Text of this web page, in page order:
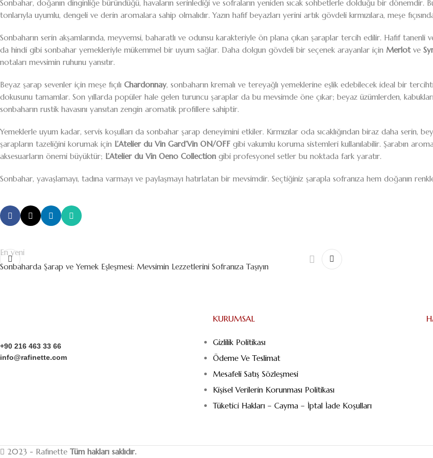
Sonbahar, doğanın dinginliğe büründüğü, havaların serinlediği ve sofraların yeniden sıcak sohbetlerle dolduğu bir dönemdir.
tonlarıyla uyumlu, dengeli ve derin aromalara sahip olmalıdır. Yazın hafif beyazları yerini artık gövdeli kırmızılara, meşe
Sonbaharın serin akşamlarında, meyvemsi, baharatlı ve odunsu karakteriyle ön plana çıkan şaraplar tercih edilir. Hafif tanenli
da hindi gibi sonbahar yemekleriyle mükemmel bir uyum sağlar. Daha dolgun gövdeli bir seçenek arayanlar için Merlotve
notaları mevsimin ruhunu yansıtır.
Beyaz şarap sevenler için meşe fıçılı Chardonnay, sonbaharın kremalı ve tereyağlı yemeklerine eşlik edebilecek ideal bir
dokusunu tamamlar. Son yıllarda popüler hale gelen turuncu şaraplar da bu mevsimde öne çıkar; beyaz üzümlerden,
sonbaharın rustik havasını yansıtan zengin aromatik profillere sahiptir.
Yemeklerle uyum kadar, servis koşulları da sonbahar şarap deneyimini etkiler. Kırmızılar oda sıcaklığından biraz daha serin,
şarapların tazeliğini korumak için L’Atelier du Vin Gard’Vin ON/OFF gibi vakumlu koruma sistemleri kullanılabilir. Şarabın
aksesuarların önemi büyüktür; L’Atelier du Vin Oeno Collection gibi profesyonel setler bu noktada fark yaratır.
Sonbahar, yavaşlamayı, tadına varmayı ve paylaşmayı hatırlatan bir mevsimdir. Seçtiğiniz şarapla sofranıza hem doğanın
En yeni
Sonbaharda Şarap ve Yemek Eşleşmesi: Mevsimin Lezzetlerini Sofranıza Taşıyın
+90 216 463 33 66
info@rafinette.com
KURUMSAL
Gizlilik Politikası
Ödeme Ve Teslimat
Mesafeli Satış Sözleşmesi
Kişisel Verilerin Korunması Politikası
Tüketici Hakları – Cayma – İptal İade Koşulları
2023 - Rafinette Tüm hakları saklıdır.